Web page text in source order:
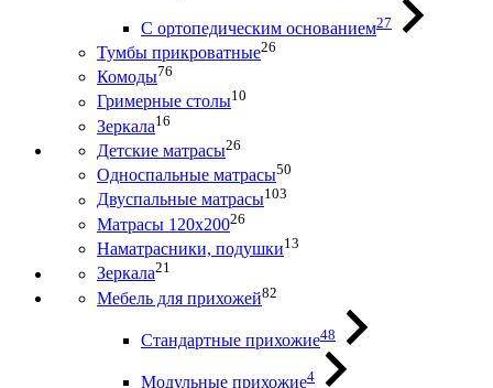
С ортопедическим основанием27
Тумбы прикроватные26
Комоды76
Гримерные столы10
Зеркала16
Детские матрасы26
Односпальные матрасы50
Двуспальные матрасы103
Матрасы 120х20026
Наматрасники, подушки13
Зеркала21
Мебель для прихожей82
Стандартные прихожие48
Модульные прихожие4